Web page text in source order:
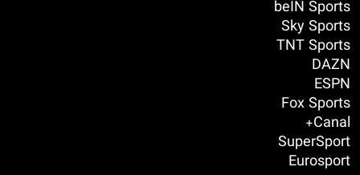
beIN Sports
Sky Sports
TNT Sports
DAZN
ESPN
Fox Sports
Canal+
SuperSport
Eurosport